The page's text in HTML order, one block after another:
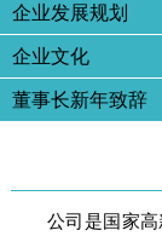
企业发展规划
企业文化
董事长新年致辞
公司是国家